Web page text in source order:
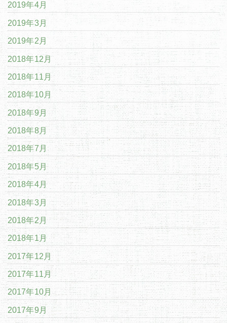
2019年4月
2019年3月
2019年2月
2018年12月
2018年11月
2018年10月
2018年9月
2018年8月
2018年7月
2018年5月
2018年4月
2018年3月
2018年2月
2018年1月
2017年12月
2017年11月
2017年10月
2017年9月